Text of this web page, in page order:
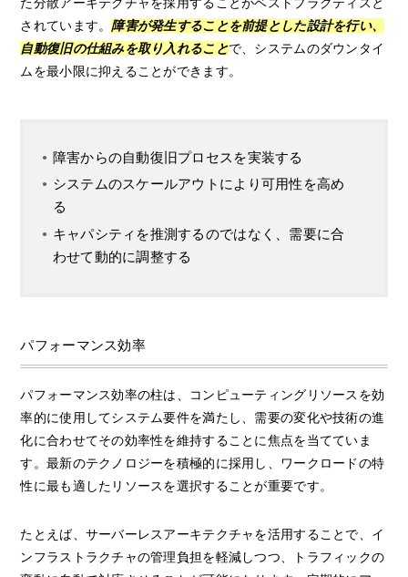
されています。 障害が発生することを前提とした設計を行い、
自動復旧の仕組みを取り入れることで、システムのダウンタイ
ムを最小限に抑えることができます。
障害からの自動復旧プロセスを実装する
システムのスケールアウトにより可用性を高め
る
キャパシティを推測するのではなく、需要に合
わせて動的に調整する
パフォーマンス効率
パフォーマンス効率の柱は、コンピューティングリソースを効
率的に使用してシステム要件を満たし、需要の変化や技術の進
化に合わせてその効率性を維持することに焦点を当てていま
す。最新のテクノロジーを積極的に採用し、ワークロードの特
性に最も適したリソースを選択することが重要です。
たとえば、サーバーレスアーキテクチャを活用することで、イ
ンフラストラクチャの管理負担を軽減しつつ、トラフィックの